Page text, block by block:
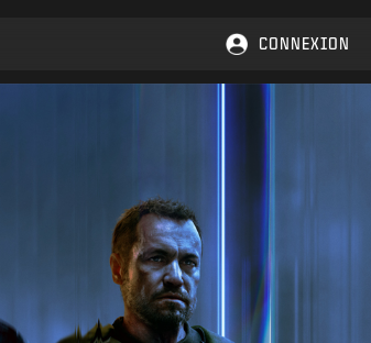
CONNEXION